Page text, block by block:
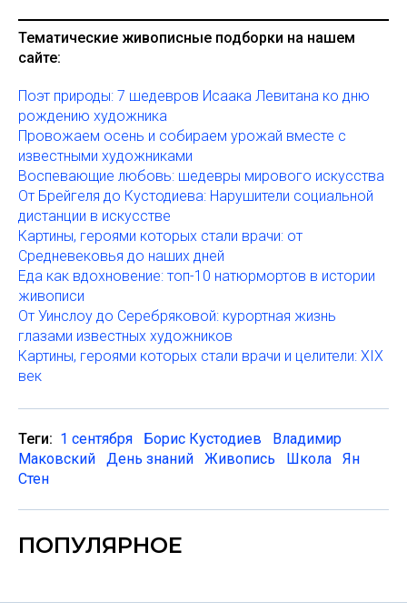
Тематические живописные подборки на нашем
сайте:
Поэт природы: 7 шедевров Исаака Левитана ко дню
рождению художника
Провожаем осень и собираем урожай вместе с
известными художниками
Воспевающие любовь: шедевры мирового искусства
От Брейгеля до Кустодиева: Нарушители социальной
дистанции в искусстве
Картины, героями которых стали врачи: от
Средневековья до наших дней
Еда как вдохновение: топ-10 натюрмортов в истории
живописи
От Уинслоу до Серебряковой: курортная жизнь
глазами известных художников
Картины, героями которых стали врачи и целители: XIX
век
Теги: 1 сентября Борис Кустодиев
Владимир
Маковский
День знаний Живопись Школа
Ян
Стен
ПОПУЛЯРНОЕ